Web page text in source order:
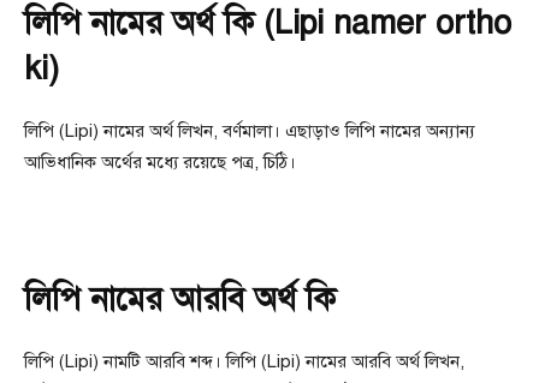
লিপি নামের অর্থ কি (Lipi namer ortho
ki)
লিপি (Lipi) নামের অর্থ লিখন, বর্ণমালা। এছাড়াও লিপি নামের অন্যান্য
আভিধানিক অর্থের মধ্যে রয়েছে পত্র, চিঠি।
লিপি নামের আরবি অর্থ কি
লিপি (Lipi) নামটি আরবি শব্দ। লিপি (Lipi) নামের আরবি অর্থ লিখন,